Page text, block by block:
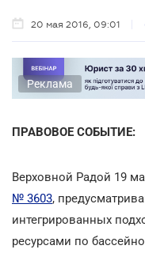
20 мая 2016, 09:01
Реклама
ПРАВОВОЕ СОБЫТИЕ:
Верховной Радой 19
№ 3603,
интегрированных
ресурсами по